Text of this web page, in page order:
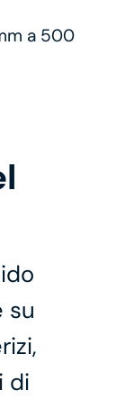
a 500
su
di